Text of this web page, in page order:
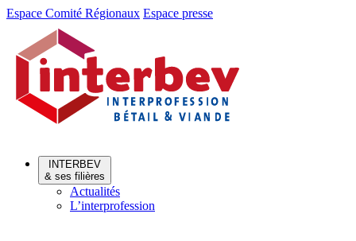
Aller
Aller
contenu
Espace Comité Régionaux Espace presse
INTERBEV
& ses filières
Actualités
L’interprofession